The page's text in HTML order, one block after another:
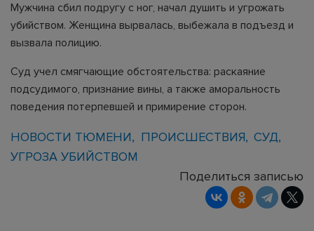
Мужчина сбил подругу с ног, начал душить и угрожать
убийством. Женщина вырвалась, выбежала в подъезд и
вызвала полицию.
Суд учел смягчающие обстоятельства: раскаяние
подсудимого, признание вины, а также аморальность
поведения потерпевшей и примирение сторон.
НОВОСТИ ТЮМЕНИ ПРОИСШЕСТВИЯ СУД
УГРОЗА УБИЙСТВОМ
Поделиться записью